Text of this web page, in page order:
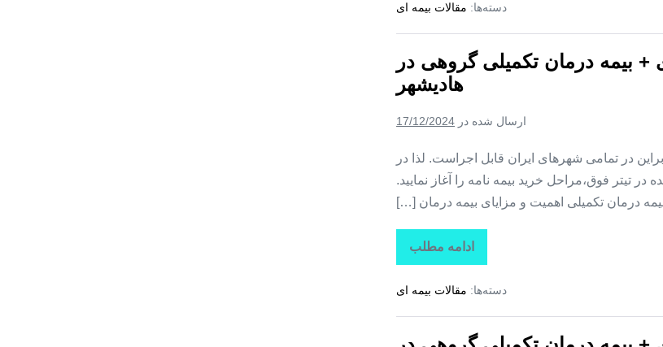
بیمه
درمان
+
بیمه
درمان
تکمیلی
در
دسته‌ها: مقالات بیمه ای
+ بیمه درمان تکمیلی گروهی در
هادیشهر
ارسال شده در 17/12/2024
در تمامی شهرهای ایران قابل اجراست. لذا در
تیتر فوق،مراحل خرید بیمه نامه را آغاز نمایید.
درمان تکمیلی اهمیت و مزایای بیمه درمان […]
ادامه مطلب
تاراز
بیمه
بیمه
درمان
+
دسته‌ها: مقالات بیمه ای